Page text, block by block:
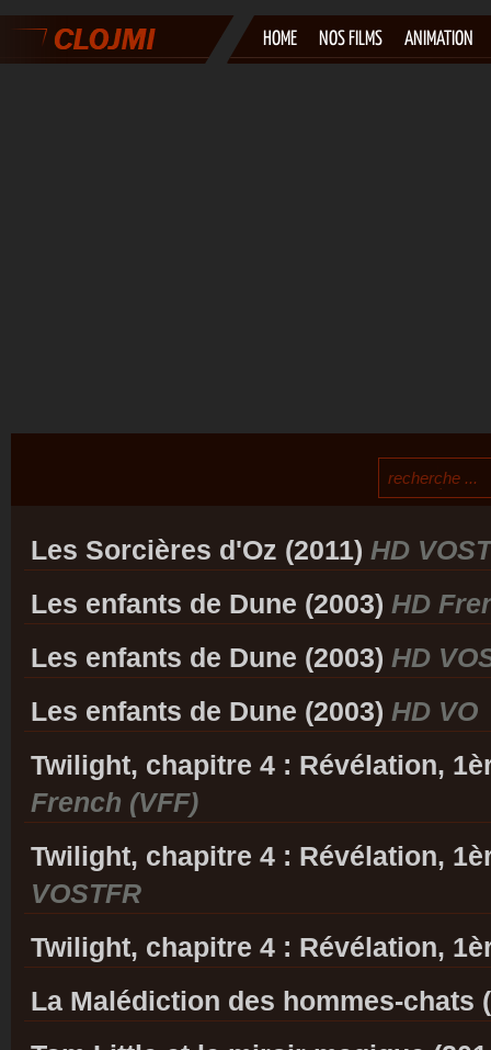
HOME NOS FILMS ANIMATION
Les Sorcières d'Oz (2011) HD
Les enfants de Dune (2003) HD
Les enfants de Dune (2003) HD
Les enfants de Dune (2003) HD VO
Twilight, chapitre 4 : Révélation,
French (VFF)
Twilight, chapitre 4 : Révélation,
VOSTFR
Twilight, chapitre 4 : Révélation,
La Malédiction des hommes-chats